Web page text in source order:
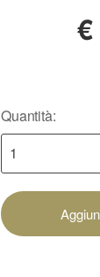
€
Quantità: